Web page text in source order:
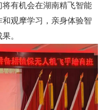
有机会在湖南精飞智能
观摩学习，亲身体验智
。